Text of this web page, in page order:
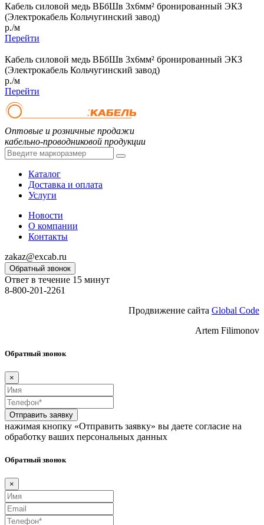
Кабель силовой медь ВБбШв 3x6мм² бронированный ЭКЗ
(Электрокабель Кольчугинский завод)
р./м
Перейти
Кабель силовой медь ВБбШв 3x6мм² бронированный ЭКЗ
(Электрокабель Кольчугинский завод)
р./м
Перейти
Оптовые и розничные продажи
кабельно-проводниковой продукции
Каталог
Доставка и оплата
Услуги
Новости
О компании
Контакты
zakaz@excab.ru
Обратный звонок
Ответ в течение 15 минут
8-800-201-2261
Продвижение сайта Global Code
Artem Filimonov
Обратный звонок
×
Отправить заявку
нажимая кнопку «Отправить заявку» вы даете согласие на
обработку ваших персональных данных
Обратный звонок
×